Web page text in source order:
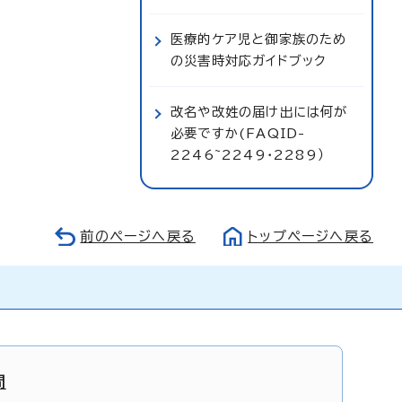
医療的ケア児と御家族のため
の災害時対応ガイドブック
改名や改姓の届け出には何が
必要ですか(FAQID-
2246~2249・2289）
前のページへ戻る トップページへ戻る